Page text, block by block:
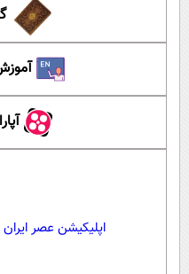
اپلیکیشن عصر ایران